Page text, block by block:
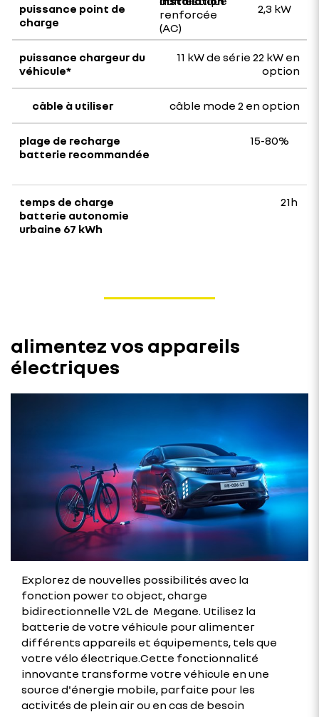
renforcée
(AC)
2,3 kW
11 kW de série 22 kW en
option
câble mode 2 en option
15-80%
21h
alimentez vos appareils
électriques
Explorez de nouvelles possibilités avec la
fonction power to object, charge
bidirectionnelle V2L de Megane. Utilisez la
batterie de votre véhicule pour alimenter
différents appareils et équipements, tels que
votre vélo électrique.Cette fonctionnalité
innovante transforme votre véhicule en une
source d'énergie mobile, parfaite pour les
activités de plein air ou en cas de besoin